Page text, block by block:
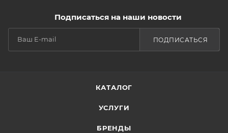
Подписаться на наши новости
ПОДПИСАТЬСЯ
КАТАЛОГ
УСЛУГИ
БРЕНДЫ